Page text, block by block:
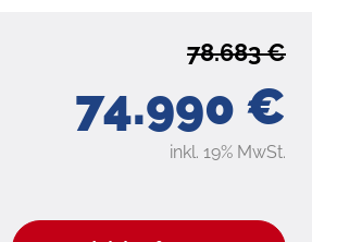
74.990 €
78.683 €
inkl. 19% MwSt.